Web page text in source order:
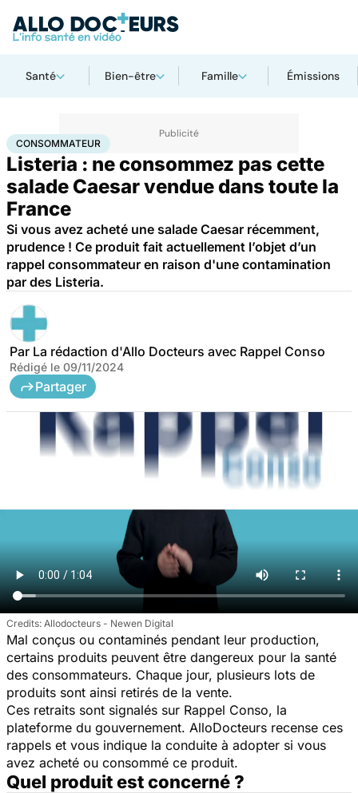
Santé Bien-être Famille Émissions
AccueilSantéConsommateur
CONSOMMATEUR
Listeria : ne consommez pas cette
salade Caesar vendue dans toute la
France
Si vous avez acheté une salade Caesar récemment,
prudence ! Ce produit fait actuellement l’objet d’un
rappel consommateur en raison d'une contamination
par des Listeria.
Par La rédaction d'Allo Docteurs avec Rappel Conso
Rédigé le 09/11/2024
Partager
Allodocteurs - Newen Digital
Mal conçus ou contaminés pendant leur production,
certains produits peuvent être dangereux pour la santé
des consommateurs. Chaque jour, plusieurs lots de
produits sont ainsi retirés de la vente.
Ces retraits sont signalés sur Rappel Conso, la
plateforme du gouvernement. AlloDocteurs recense ces
rappels et vous indique la conduite à adopter si vous
avez acheté ou consommé ce produit.
Quel produit est concerné ?